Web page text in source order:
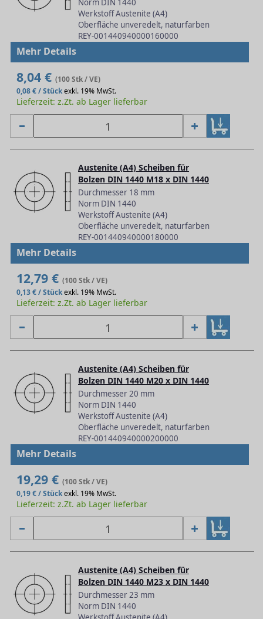
Norm DIN 1440
Werkstoff Austenite (A4)
Oberfläche unveredelt, naturfarben
REY-001440940000160000
Mehr Details
8,04 € (100 Stk / VE)
0,08 € / Stückexkl. 19% MwSt.
Lieferzeit: z.Zt. ab Lager lieferbar
Austenite (A4) Scheiben für
Bolzen DIN 1440 M18 x DIN 1440
Durchmesser 18 mm
Norm DIN 1440
Werkstoff Austenite (A4)
Oberfläche unveredelt, naturfarben
REY-001440940000180000
Mehr Details
12,79 € (100 Stk / VE)
0,13 € / Stückexkl. 19% MwSt.
Lieferzeit: z.Zt. ab Lager lieferbar
Austenite (A4) Scheiben für
Bolzen DIN 1440 M20 x DIN 1440
Durchmesser 20 mm
Norm DIN 1440
Werkstoff Austenite (A4)
Oberfläche unveredelt, naturfarben
REY-001440940000200000
Mehr Details
19,29 € (100 Stk / VE)
0,19 € / Stückexkl. 19% MwSt.
Lieferzeit: z.Zt. ab Lager lieferbar
Austenite (A4) Scheiben für
Bolzen DIN 1440 M23 x DIN 1440
Durchmesser 23 mm
Norm DIN 1440